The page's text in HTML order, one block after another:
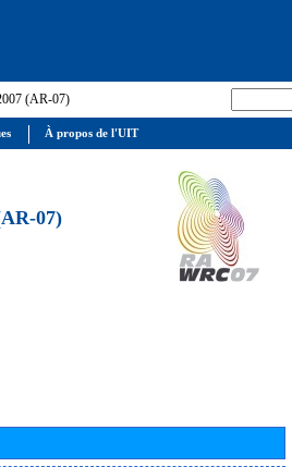
(AR-07)
07)
À propos de l'UIT